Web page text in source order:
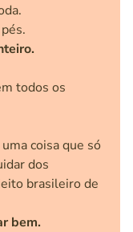
todos os
coisa que só
dos
brasileiro de
bem.